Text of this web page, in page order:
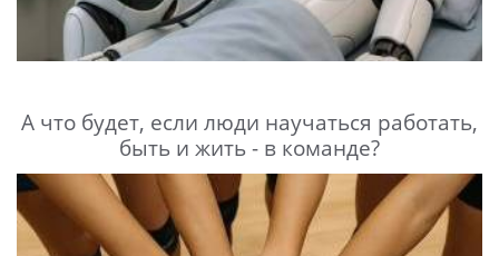
А что будет, если люди научаться работать,
быть и жить - в команде?